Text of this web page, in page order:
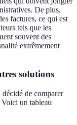
De plus,
factures, ce qui est
tels que les
souvent des
extrêmement
solutions
de comparer
un tableau